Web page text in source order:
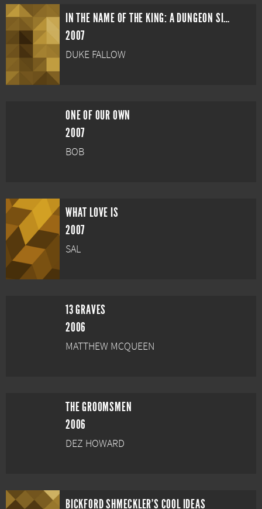
IN THE NAME OF THE KING: A DUNGEON SIEGE TALE
2007
DUKE FALLOW
ONE OF OUR OWN
2007
BOB
WHAT LOVE IS
2007
SAL
13 GRAVES
2006
MATTHEW MCQUEEN
THE GROOMSMEN
2006
DEZ HOWARD
BICKFORD SHMECKLER'S COOL IDEAS